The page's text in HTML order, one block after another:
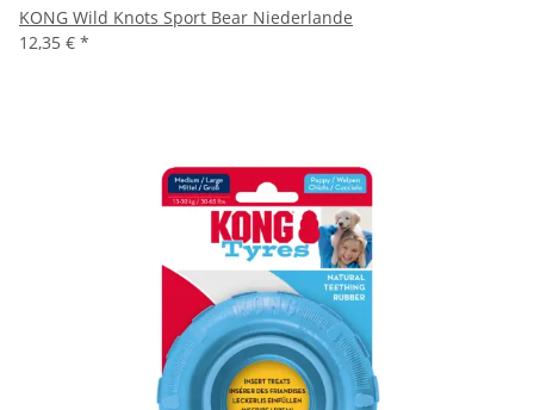
KONG Wild Knots Sport Bear Niederlande
12,35 € *